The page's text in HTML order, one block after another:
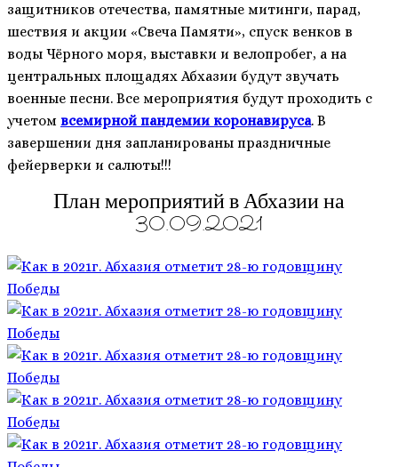
защитников отечества, памятные митинги, парад,
шествия и акции «Свеча Памяти», спуск венков в
воды Чёрного моря, выставки и велопробег, а на
центральных площадях Абхазии будут звучать
военные песни. Все мероприятия будут проходить с
учетом всемирной пандемии коронавируса. В
завершении дня запланированы праздничные
фейерверки и салюты!!!
План мероприятий в Абхазии на
30.09.2021